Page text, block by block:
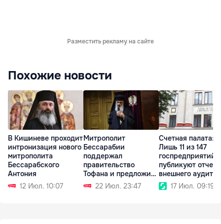
Разместить рекламу на сайте
Похожие новости
В Кишиневе проходит
интронизация нового
митрополита
Бессарабского
Антония
12 Июл. 10:07
Митрополит
Бессарабии
поддержал
правительство
Тофана и предложил
сотрудничество
22 Июл. 23:47
Счетная палата:
Лишь 11 из 147
госпредприятий
публикуют отчеты
внешнего аудита
17 Июл. 09:19